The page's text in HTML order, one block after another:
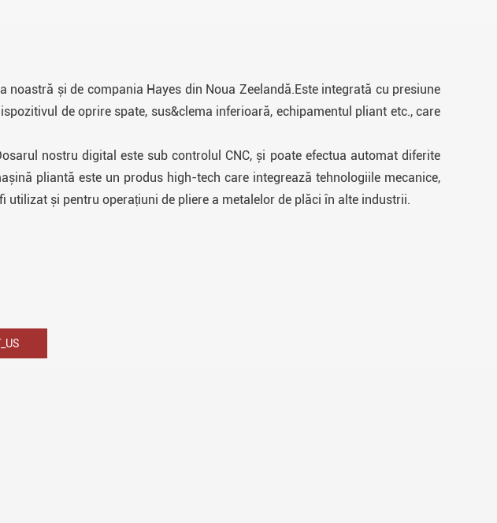
și de compania Hayes din Noua Zeelandă.Este integrată cu presiune
de oprire spate, sus&clema inferioară, echipamentul pliant etc., care
nostru digital este sub controlul CNC, și poate efectua automat diferite
pliantă este un produs high-tech care integrează tehnologiile mecanice,
și pentru operațiuni de pliere a metalelor de plăci în alte industrii.